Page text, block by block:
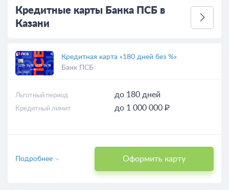
Кредитные карты Банка ПСБ в
Казани
Кредитная карта «180 дней без %»
Банк ПСБ
Льготный период до 180 дней
Кредитный лимит до 1 000 000 ₽
Оформить карту
Подробнее